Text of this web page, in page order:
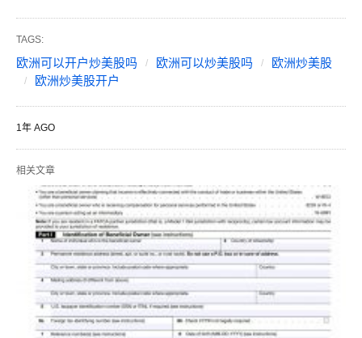
TAGS:
欧洲可以开户炒美股吗 欧洲可以炒美股吗
欧洲炒美股
欧洲炒美股开户
1年 AGO
相关文章